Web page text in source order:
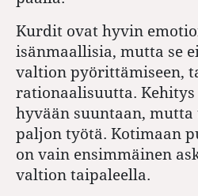
Kurdit ovat hyvin
isänmaallisia, mutta se
valtion pyörittämiseen,
rationaalisuutta. Kehitys
hyvään suuntaan,
paljon työtä. Kotimaan
on vain ensimmäinen
valtion taipaleella.